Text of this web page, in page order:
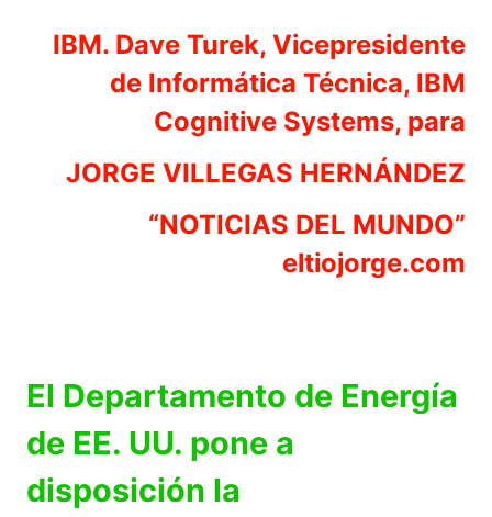
IBM. Dave Turek, Vicepresidente
de Informática Técnica, IBM
Cognitive Systems, para
JORGE VILLEGAS HERNÁNDEZ
“NOTICIAS DEL MUNDO”
eltiojorge.com
El Departamento de Energía
de EE. UU. pone a
disposición la